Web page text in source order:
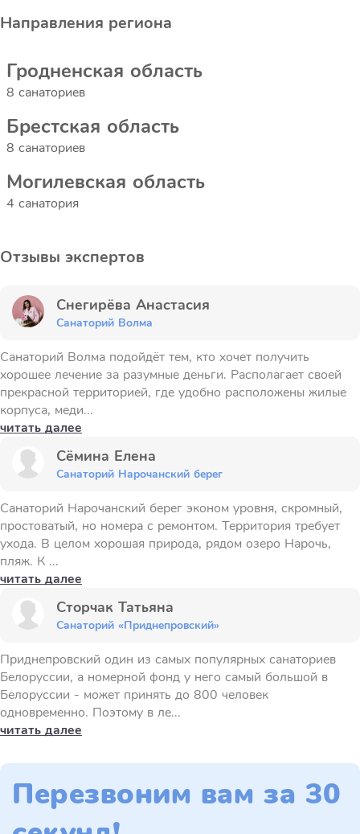
Направления региона
Гродненская область
8 санаториев
Брестская область
8 санаториев
Могилевская область
4 санатория
Отзывы экспертов
Снегирёва Анастасия
Санаторий Волма
Санаторий Волма подойдёт тем, кто хочет получить
хорошее лечение за разумные деньги. Располагает своей
прекрасной территорией, где удобно расположены жилые
корпуса, меди...
читать далее
Сёмина Елена
Санаторий Нарочанский берег
Санаторий Нарочанский берег эконом уровня, скромный,
простоватый, но номера с ремонтом. Территория требует
ухода. В целом хорошая природа, рядом озеро Нарочь,
пляж. К ...
читать далее
Сторчак Татьяна
Санаторий «Приднепровский»
Приднепровский один из самых популярных санаториев
Белоруссии, а номерной фонд у него самый большой в
Белоруссии - может принять до 800 человек
одновременно. Поэтому в ле...
читать далее
Перезвоним вам за 30